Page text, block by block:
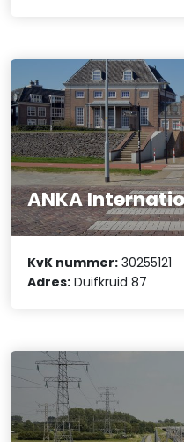
ANKA
KvK nummer: 30255121
Adres: Duifkruid 87